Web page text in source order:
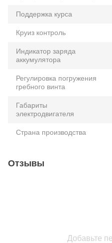
Поддержка курса
Круиз контроль
Индикатор заряда
аккумулятора
Регулировка погружения
гребного винта
Габариты
электродвигателя
Страна производства
Отзывы
Добавьте